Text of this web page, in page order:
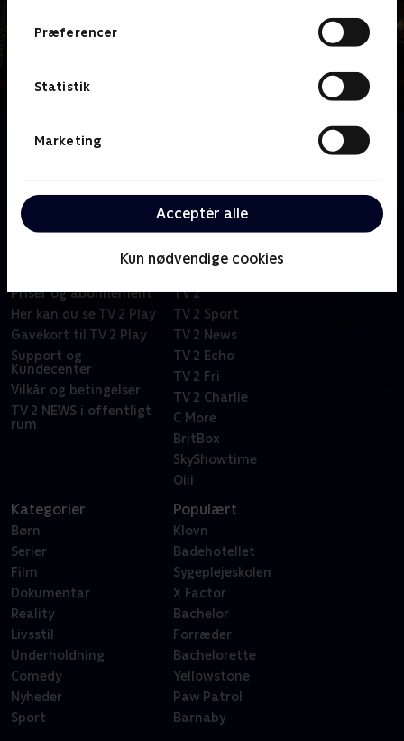
Præferencer
Statistik
Marketing
Acceptér alle
Kun nødvendige cookies
Om Jul på herregården
Kom med bagom, når Englands største slotte og
Priser og abonnement
Her kan du se TV 2 Play
Gavekort til TV 2 Play
Support og
Kundecenter
Vilkår og betingelser
TV 2 NEWS i offentligt
rum
TV 2
TV 2 Sport
TV 2 News
TV 2 Echo
TV 2 Fri
TV 2 Charlie
C More
BritBox
SkyShowtime
Oiii
Kategorier
Børn
Serier
Film
Dokumentar
Reality
Livsstil
Underholdning
Comedy
Nyheder
Sport
Populært
Klovn
Badehotellet
Sygeplejeskolen
X Factor
Bachelor
Forræder
Bachelorette
Yellowstone
Paw Patrol
Barnaby